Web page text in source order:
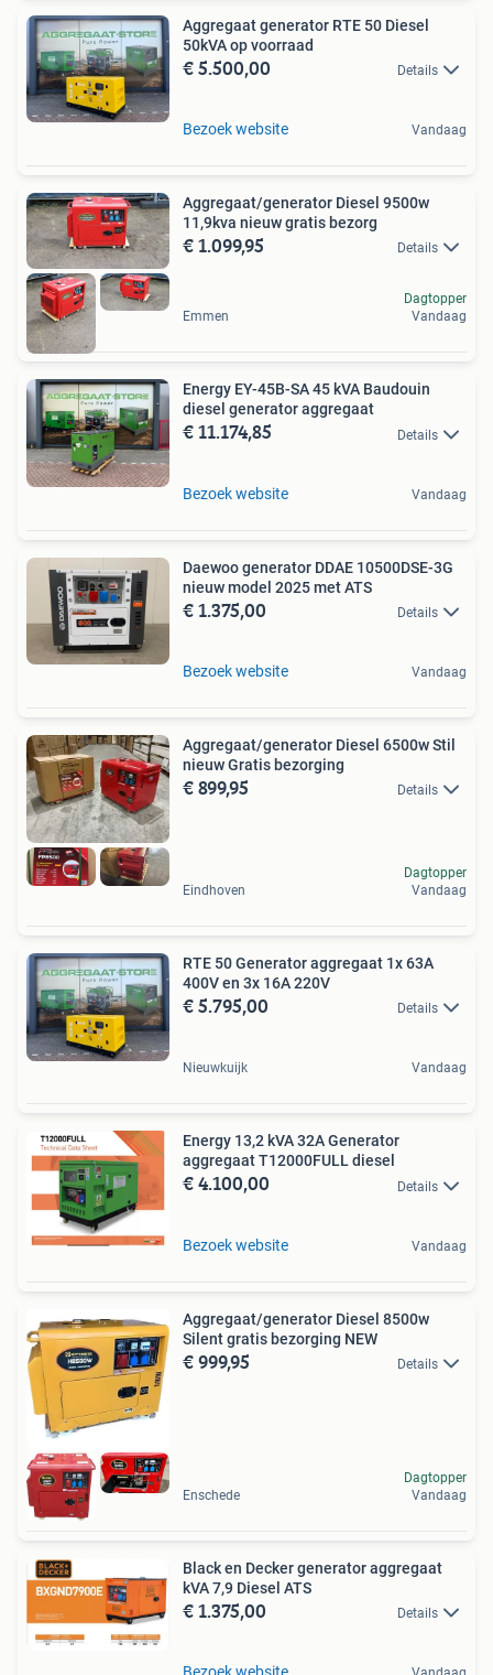
Aggregaat generator RTE 50 Diesel
50kVA op voorraad
€ 5.500,00 Details
Bezoek website Vandaag
Aggregaat/generator Diesel 9500w
11,9kva nieuw gratis bezorg
€ 1.099,95 Details
Emmen
Dagtopper
Vandaag
Energy EY-45B-SA 45 kVA Baudouin
diesel generator aggregaat
€ 11.174,85 Details
Bezoek website Vandaag
Daewoo generator DDAE 10500DSE-3G
nieuw model 2025 met ATS
€ 1.375,00 Details
Bezoek website Vandaag
Aggregaat/generator Diesel 6500w Stil
nieuw Gratis bezorging
€ 899,95 Details
Eindhoven
Dagtopper
Vandaag
RTE 50 Generator aggregaat 1x 63A
400V en 3x 16A 220V
€ 5.795,00 Details
Nieuwkuijk Vandaag
Energy 13,2 kVA 32A Generator
aggregaat T12000FULL diesel
€ 4.100,00 Details
Bezoek website Vandaag
Aggregaat/generator Diesel 8500w
Silent gratis bezorging NEW
€ 999,95 Details
Enschede
Dagtopper
Vandaag
Black en Decker generator aggregaat
kVA 7,9 Diesel ATS
€ 1.375,00 Details